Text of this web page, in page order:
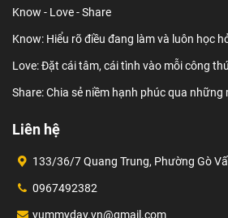
Know - Love - Share
Know: Hiểu rõ điều đang làm và luôn học
Love: Đặt cái tâm, cái tình vào mỗi công
Share: Chia sẻ niềm hạnh phúc qua những
Liên hệ
133/36/7 Quang Trung, Phường Gò
0967492382
yummyday.vn@gmail.com